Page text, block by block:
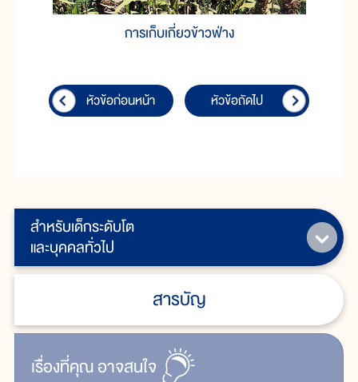
สำหรับเด็กระดับโต
และบุคคลทั่วไป
สารบัญ
เรื่ิองที่คุณอาจสนใจ
การเก็บเกี่ยวข้าวฟ่าง
หัวข้อก่อนหน้า หัวข้อถัดไป